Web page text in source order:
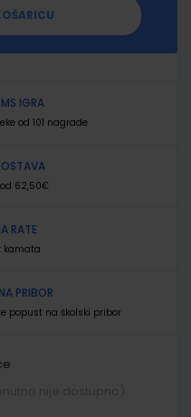
IGRA
od 101 nagrade
62,50€
RATE
kamata
PRIBOR
popust na školski pribor